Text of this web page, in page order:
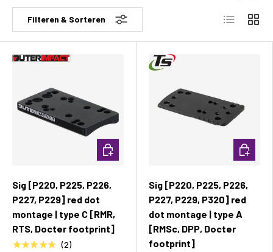
Filteren & Sorteren Lijst
Sig [P220, P225, P226,
P227, P229] red dot
montage | type C [RMR,
RTS, Docter footprint]
★★★★★ (2)
Toevoegen aan winkelwagen
Sig [P220, P225, P226,
P227, P229, P320] red
dot montage | type A
[RMSc, DPP, Docter
footprint]